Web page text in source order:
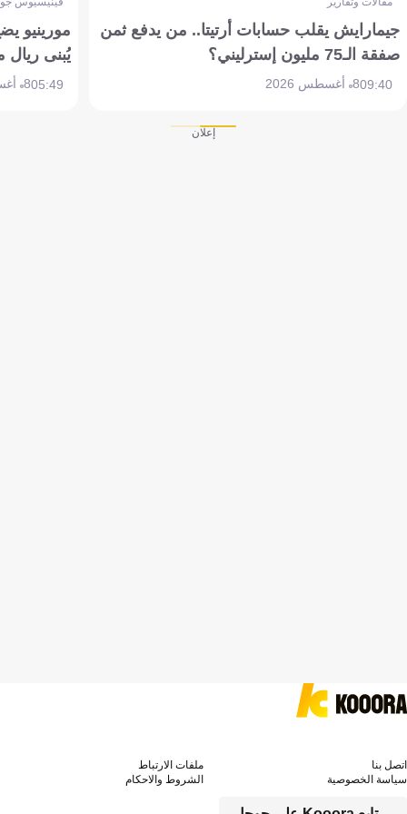
جيمارايش يقلب حسابات أرتيتا.. من يدفع ثمن
صفقة الـ75 مليون إسترليني؟
09:408 أغسطس 2026
مورينيو
يُبنى ريال
05:498 أغسطس 2026
إعلان
اتصل بنا
ملفات الارتباط
سياسة الخصوصية
الشروط والاحكام